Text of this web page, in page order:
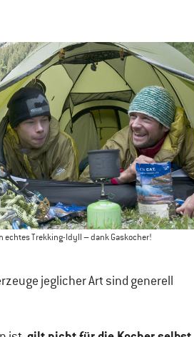
echtes Trekking-Idyll – dank Gaskocher!
jeglicher Art sind generell